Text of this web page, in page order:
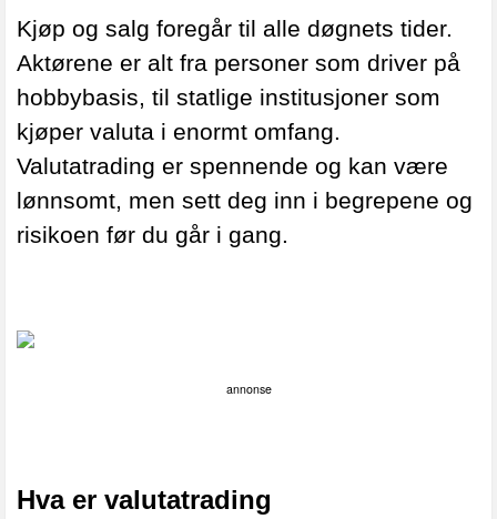
Kjøp og salg foregår til alle døgnets tider.
Aktørene er alt fra personer som driver på
hobbybasis, til statlige institusjoner som
kjøper valuta i enormt omfang.
Valutatrading er spennende og kan være
lønnsomt, men sett deg inn i begrepene og
risikoen før du går i gang.
annonse
Hva er valutatrading